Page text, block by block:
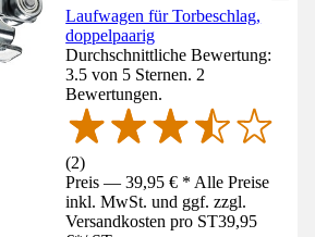
Laufwagen für Torbeschlag,
doppelpaarig
Durchschnittliche Bewertung:
3.5 von 5 Sternen. 2
Bewertungen.
(2)
Preis — 39,95 € * Alle Preise
inkl. MwSt. und ggf. zzgl.
Versandkosten pro ST39,95